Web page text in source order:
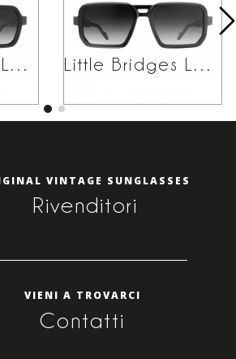
Little Bridges LB01 Little Bridges LB02
VINTAGE SUNGLASSES
Rivenditori
VIENI A TROVARCI
Contatti